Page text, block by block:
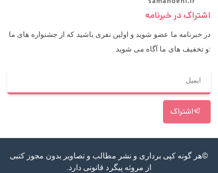
اشتراک در خبرنامه
در خبرنامه ما عضو شوید و اولین نفری باشید که از جشنواره های ما
و تخفیف های ما آگاه می شوید:
اشتراک
©هر گونه کپی برداری و نشر مطالب و تصاویر بدون مجوز کتبی
از مروئه پیگرد قانونی دارد.